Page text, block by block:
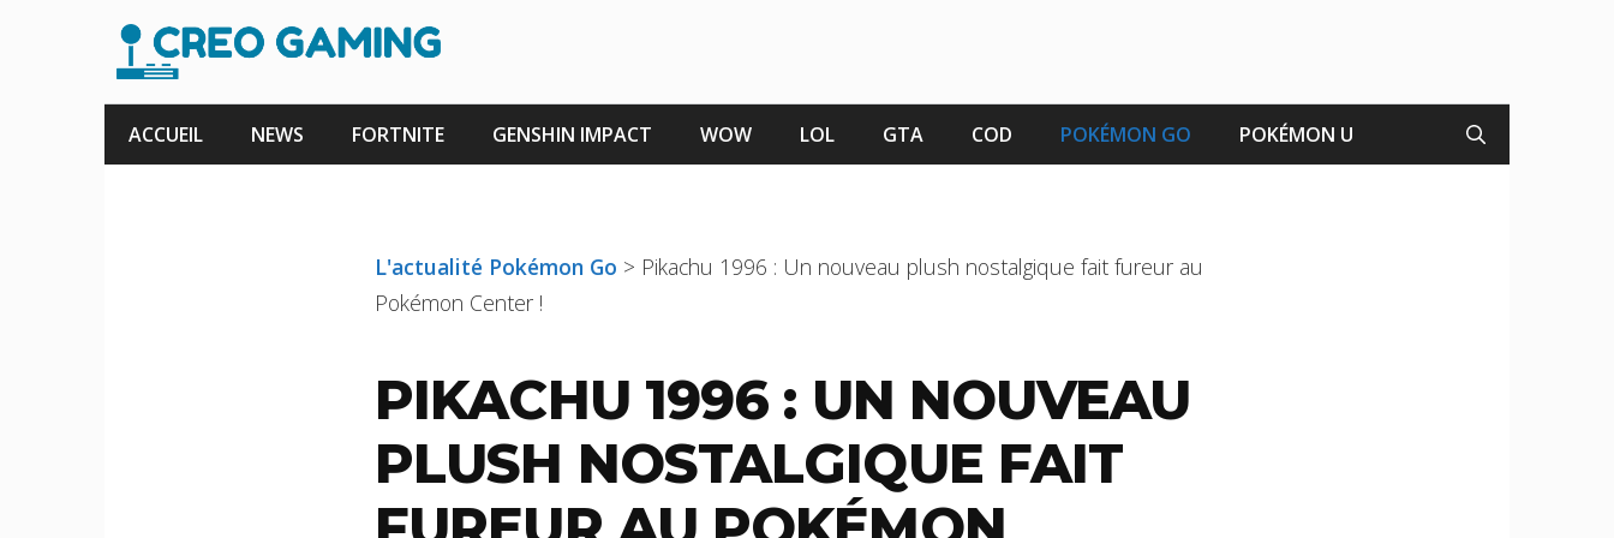
contenu
ACCUEIL NEWS FORTNITE GENSHIN IMPACT WOW LOL GTA COD POKÉMON GO POKÉMON U
L'actualité Pokémon Go > Pikachu 1996 : Un nouveau plush nostalgique fait fureur au
Pokémon Center !
PIKACHU 1996 : UN NOUVEAU
PLUSH NOSTALGIQUE FAIT